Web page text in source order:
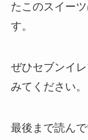
たこのスイー
す。
ぜひセブンイ
みてください。
最後まで読ん